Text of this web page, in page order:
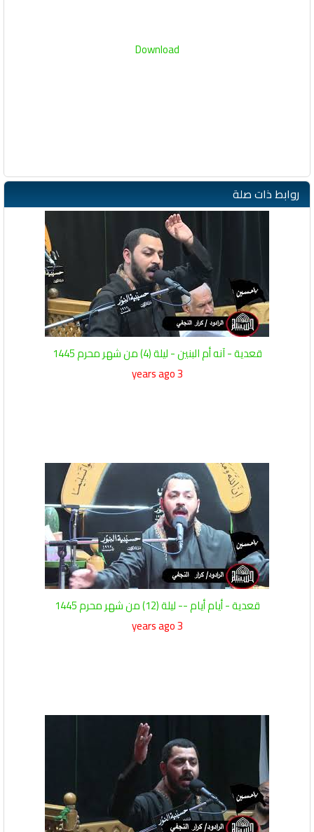
Download
روابط ذات صلة
قعدية - آنه أم البنين - ليلة (4) من شهر محرم 1445
3 years ago
قعدية - أيام أيام -- ليلة (12) من شهر محرم 1445
3 years ago